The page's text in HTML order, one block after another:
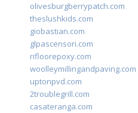
olivesburgberrypatch.com
theslushkids.com
giobastian.com
glpascensori.com
rifloorepoxy.com
woolleymillingandpaving.com
uptonpvd.com
2troublegrill.com
casateranga.com